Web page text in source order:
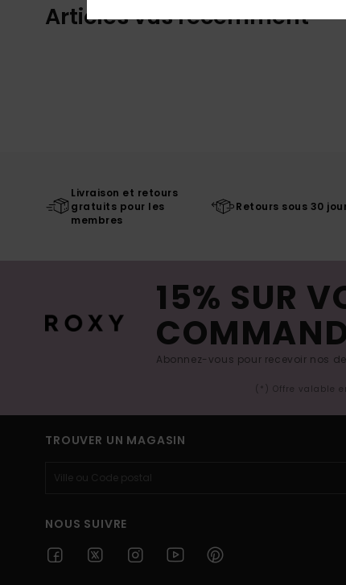
Articles vus récemment
Livraison et retours
gratuits pour les
membres
Retours sous 30
15% SUR
Abonnez-vous pour recevoir nos
(*) Offre valable
TROUVER UN MAGASIN
NOUS SUIVRE